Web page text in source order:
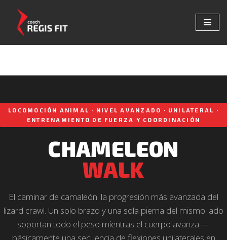
Saltar
LOCOMOCIÓN ANIMAL · NIVEL AVANZADO · UNILATERAL ·
ENTRENAMIENTO DE FUERZA Y COORDINACIÓN
CHAMELEON
WALK
El caminar de camaleón: la progresión más avanzada del
lizard crawl. Un solo brazo y una sola pierna del mismo lado
soportan todo el peso mientras el cuerpo avanza —
básicamente una secuencia de flexiones unilaterales en